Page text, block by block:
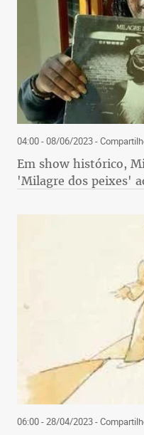
04:00 - 08/06/2023-
Em show histórico,
'Milagre dos peixes'
06:00 - 28/04/2023-